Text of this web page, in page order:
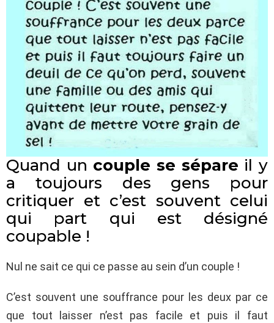
Quand un couple se sépare il y
a toujours des gens pour
critiquer et c’est souvent celui
qui part qui est désigné
coupable !
Nul ne sait ce qui ce passe au sein d’un couple !
C’est souvent une souffrance pour les deux par ce
que tout laisser n’est pas facile et puis il faut